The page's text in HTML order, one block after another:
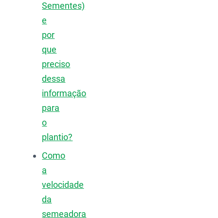
Sementes)
e
por
que
preciso
dessa
informação
para
o
plantio?
Como
a
velocidade
da
semeadora